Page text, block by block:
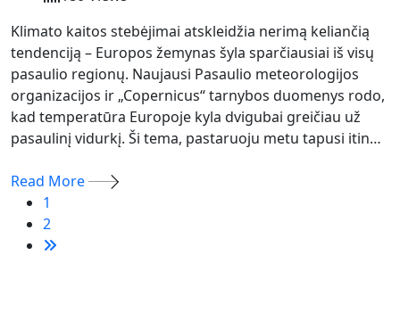
Klimato kaitos stebėjimai atskleidžia nerimą keliančią
tendenciją – Europos žemynas šyla sparčiausiai iš visų
pasaulio regionų. Naujausi Pasaulio meteorologijos
organizacijos ir „Copernicus“ tarnybos duomenys rodo,
kad temperatūra Europoje kyla dvigubai greičiau už
pasaulinį vidurkį. Ši tema, pastaruoju metu tapusi itin…
Read More
1
2